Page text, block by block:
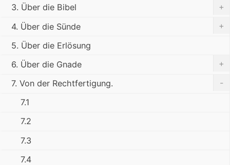
3. Über die Bibel
+
4. Über die Sünde
+
5. Über die Erlösung
6. Über die Gnade
+
7. Von der Rechtfertigung.
-
7.1
7.2
7.3
7.4